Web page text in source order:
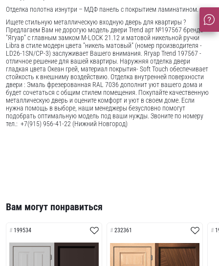
Отделка полотна изнутри – МДФ панель с покрытием ламинатином.
Ищете стильную металлическую входную дверь для квартиры ?
Предлагаем Вам не дорогую модель двери Trend арт №197567 бренда
"Ягуар" с главным замком M-LOCK 21.12 и матовой никельной ручки
Libra в стиле модерн цвета "никель матовый" (номер производителя -
LD26-1SN/CP-3) заслуживает Вашего внимания. Ягуар Trend 197567 -
отличное решение для вашей квартиры. Наружняя отделка двери
гладкая цвета Океан грей, материал покрытия- Soft Touch обеспечивает
стойкость к внешниму воздействию. Отделка внутренней поверхности
двери : Эмаль фрезерованная RAL 7036 дополнит уют вашего дома и
будет сочетаться с общим стилем помещения. Покупайте качественную
металлическую дверь и оцените комфорт и уют в своем доме. Если
нужна помощь в выборе, наши менеджеры безусловно помогут
подобрать оптимальную модель под ваши нужды. Звоните по номеру
тел.: +7(915) 956-41-22 (Нижний Новгород)
Вам могут понравиться
199534 232361